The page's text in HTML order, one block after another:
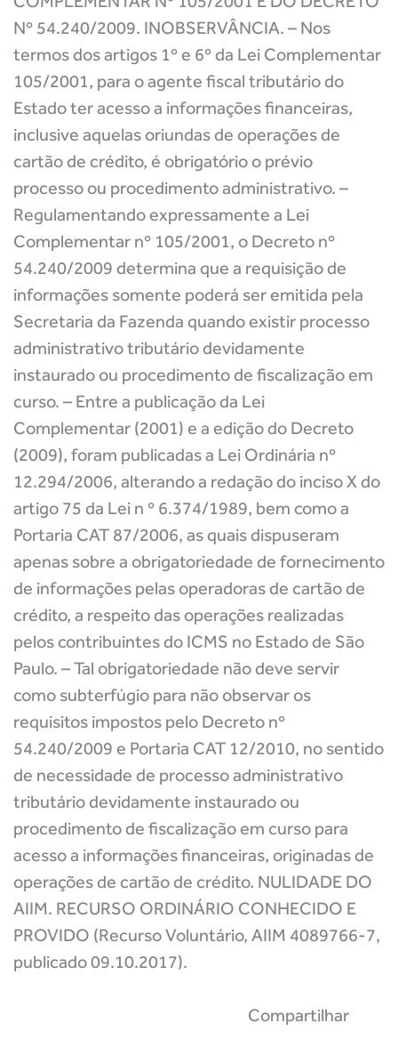
Nº 54.240/2009. INOBSERVÂNCIA. – Nos
termos dos artigos 1º e 6º da Lei Complementar
105/2001, para o agente fiscal tributário do
Estado ter acesso a informações financeiras,
inclusive aquelas oriundas de operações de
cartão de crédito, é obrigatório o prévio
processo ou procedimento administrativo. –
Regulamentando expressamente a Lei
Complementar nº 105/2001, o Decreto nº
54.240/2009 determina que a requisição de
informações somente poderá ser emitida pela
Secretaria da Fazenda quando existir processo
administrativo tributário devidamente
instaurado ou procedimento de fiscalização em
curso. – Entre a publicação da Lei
Complementar (2001) e a edição do Decreto
(2009), foram publicadas a Lei Ordinária nº
12.294/2006, alterando a redação do inciso X do
artigo 75 da Lei n º 6.374/1989, bem como a
Portaria CAT 87/2006, as quais dispuseram
apenas sobre a obrigatoriedade de fornecimento
de informações pelas operadoras de cartão de
crédito, a respeito das operações realizadas
pelos contribuintes do ICMS no Estado de São
Paulo. – Tal obrigatoriedade não deve servir
como subterfúgio para não observar os
requisitos impostos pelo Decreto nº
54.240/2009 e Portaria CAT 12/2010, no sentido
de necessidade de processo administrativo
tributário devidamente instaurado ou
procedimento de fiscalização em curso para
acesso a informações financeiras, originadas de
operações de cartão de crédito. NULIDADE DO
AIIM. RECURSO ORDINÁRIO CONHECIDO E
PROVIDO (Recurso Voluntário, AIIM 4089766-7,
publicado 09.10.2017).
Compartilhar